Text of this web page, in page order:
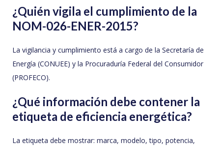
¿Quién vigila el cumplimiento de la
NOM-026-ENER-2015?
La vigilancia y cumplimiento está a cargo de la Secretaría de
Energía (CONUEE) y la Procuraduría Federal del Consumidor
(PROFECO).
¿Qué información debe contener la
etiqueta de eficiencia energética?
La etiqueta debe mostrar: marca, modelo, tipo, potencia,